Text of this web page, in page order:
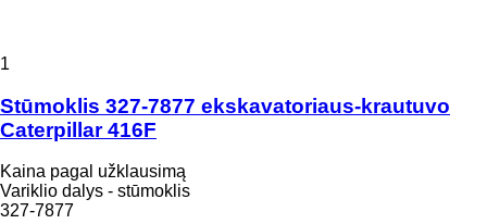
1
Stūmoklis 327-7877 ekskavatoriaus-krautuvo
Caterpillar 416F
Kaina pagal užklausimą
Variklio dalys - stūmoklis
327-7877